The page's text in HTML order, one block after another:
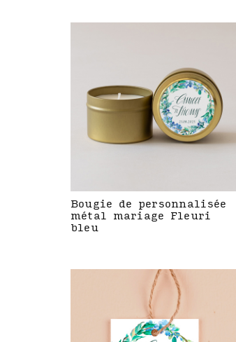
Bougie de personnalisée
métal mariage Fleuri
bleu